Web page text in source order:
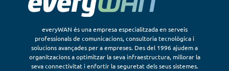
everyWAN és una empresa especialitzada en serveis
professionals de comunicacions, consultoria tecnològica i
solucions avançades per a empreses. Des del 1996 ajudem a
organitzacions a optimitzar la seva infraestructura, millorar la
seva connectivitat i enfortir la seguretat dels seus sistemes.